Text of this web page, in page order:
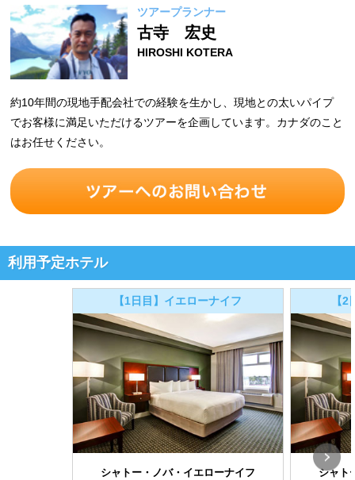
ツアープランナー
古寺 宏史
HIROSHI KOTERA
約10年間の現地手配会社での経験を生かし、現地との太いパイプ
でお客様に満足いただけるツアーを企画しています。カナダのこと
はお任せください。
利用予定ホテル
【1日目】イエローナイフ
シャトー・ノバ・イエローナイフ
【
シャト